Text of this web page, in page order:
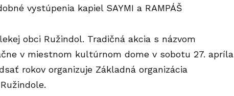
vystúpenia kapiel SAYMI a RAMPÁŠ
obci Ružindol. Tradičná akcia s názvom
v miestnom kultúrnom dome v sobotu 27. apríla
rokov organizuje Základná organizácia